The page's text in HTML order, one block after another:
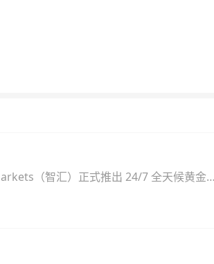
（智汇）正式推出 24/7 全天候黄金
支持软件及交易细则。